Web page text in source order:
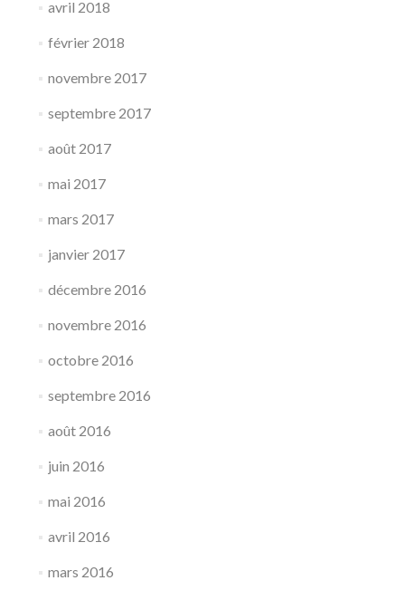
avril 2018
février 2018
novembre 2017
septembre 2017
août 2017
mai 2017
mars 2017
janvier 2017
décembre 2016
novembre 2016
octobre 2016
septembre 2016
août 2016
juin 2016
mai 2016
avril 2016
mars 2016